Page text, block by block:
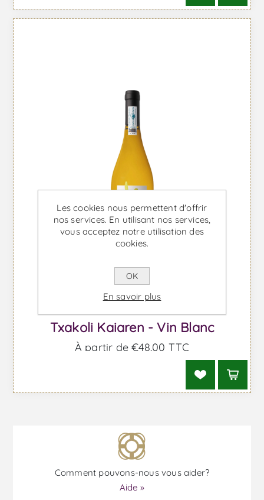
Txakoli Kaiaren - Vin Blanc
À partir de €48,00 TTC
Comment pouvons-nous vous aider?
Aide »
Les cookies nous permettent d'offrir
nos services. En utilisant nos services,
vous acceptez notre utilisation des
cookies.
OK
En savoir plus